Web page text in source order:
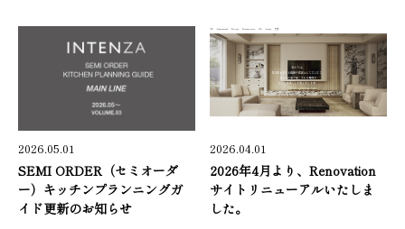
2026.05.01
SEMI ORDER（セミオーダ
ー）キッチンプランニングガ
イド更新のお知らせ
2026.04.01
2026年4月より、Renovation
サイトリニューアルいたしま
した。